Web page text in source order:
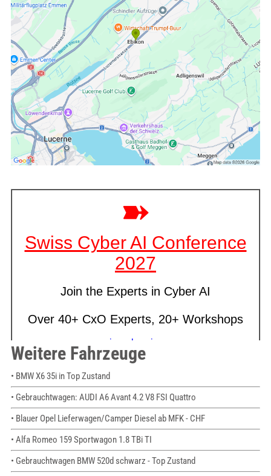
Weitere Fahrzeuge
• BMW X6 35i in Top Zustand
• Gebrauchtwagen: AUDI A6 Avant 4.2 V8 FSI Quattro
• Blauer Opel Lieferwagen/Camper Diesel ab MFK - CHF
• Alfa Romeo 159 Sportwagon 1.8 TBi TI
• Gebrauchtwagen BMW 520d schwarz - Top Zustand